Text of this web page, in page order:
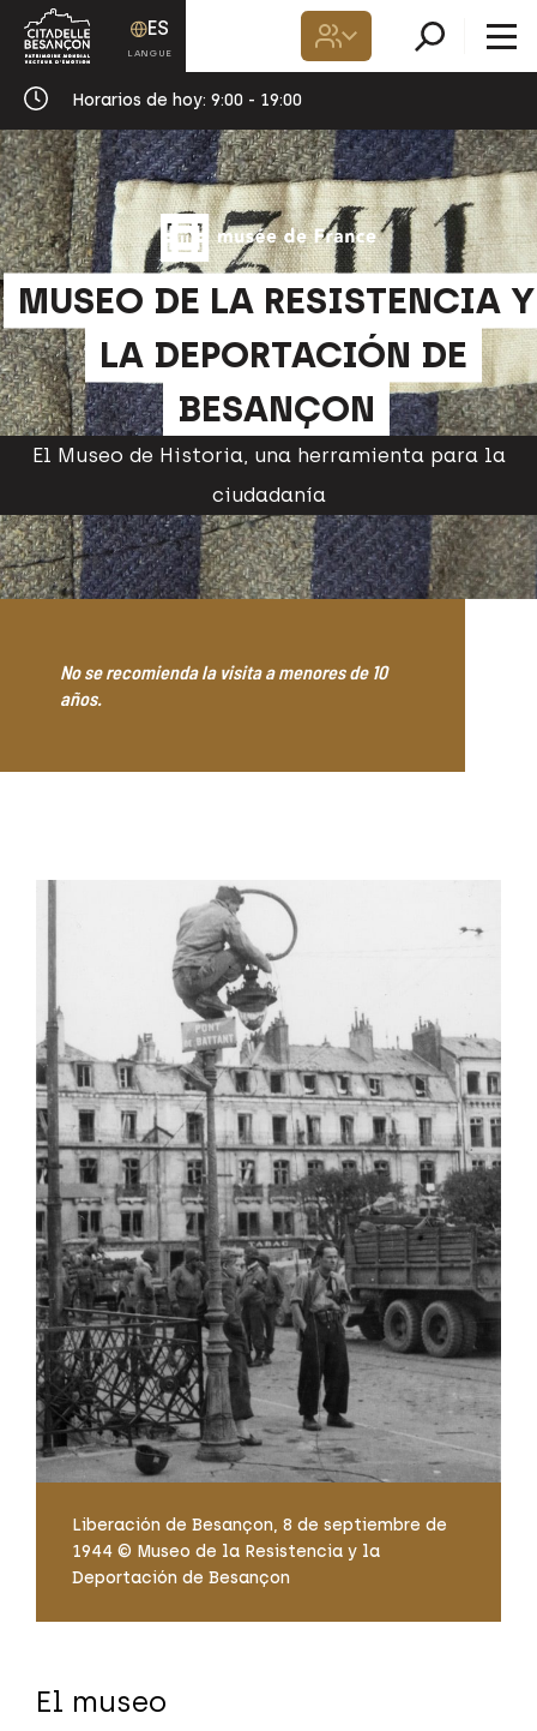
Horarios de hoy: 9:00 - 19:00
ES
MUSEO DE LA RESISTENCIA Y
LA DEPORTACIÓN DE
BESANÇON
El Museo de Historia, una herramienta para la
ciudadanía
No se recomienda la visita a menores de 10
años.
Liberación de Besançon, 8 de septiembre de
1944 © Museo de la Resistencia y la
Deportación de Besançon
El museo